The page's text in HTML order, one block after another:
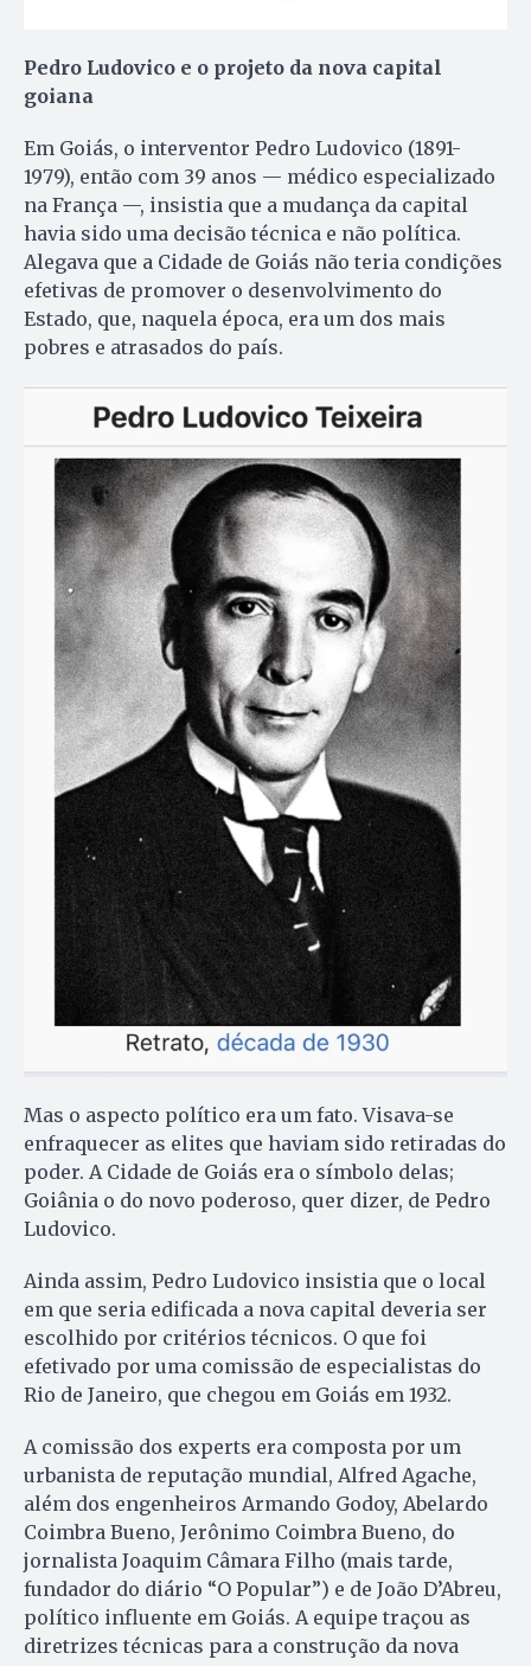
Pedro Ludovico e o projeto da nova capital
goiana
Em Goiás, o interventor Pedro Ludovico (1891-
1979), então com 39 anos — médico especializado
na França —, insistia que a mudança da capital
havia sido uma decisão técnica e não política.
Alegava que a Cidade de Goiás não teria condições
efetivas de promover o desenvolvimento do
Estado, que, naquela época, era um dos mais
pobres e atrasados do país.
Mas o aspecto político era um fato. Visava-se
enfraquecer as elites que haviam sido retiradas do
poder. A Cidade de Goiás era o símbolo delas;
Goiânia o do novo poderoso, quer dizer, de Pedro
Ludovico.
Ainda assim, Pedro Ludovico insistia que o local
em que seria edificada a nova capital deveria ser
escolhido por critérios técnicos. O que foi
efetivado por uma comissão de especialistas do
Rio de Janeiro, que chegou em Goiás em 1932.
A comissão dos experts era composta por um
urbanista de reputação mundial, Alfred Agache,
além dos engenheiros Armando Godoy, Abelardo
Coimbra Bueno, Jerônimo Coimbra Bueno, do
jornalista Joaquim Câmara Filho (mais tarde,
fundador do diário “O Popular”) e de João D’Abreu,
político influente em Goiás. A equipe traçou as
diretrizes técnicas para a construção da nova